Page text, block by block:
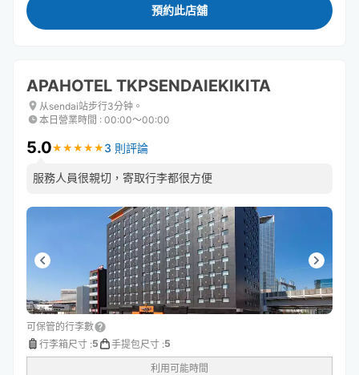
預約此店舖
APAHOTEL TKPSENDAIEKIKITA
从sendai站步行3分钟。
本日營業時間 : 00:00〜00:00
5.0★ ★ ★ ★ ★
★ ★ ★ ★ ★ 3 則評論
服務人員很親切，寄取行李都很方便
可保管的行李數
行李箱尺寸 :5 手提包尺寸 :5
利用可能時間